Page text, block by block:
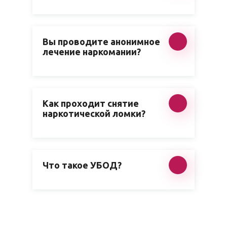
Вы проводите анонимное
лечение наркомании?
Как проходит снятие
наркотической ломки?
Что такое УБОД?